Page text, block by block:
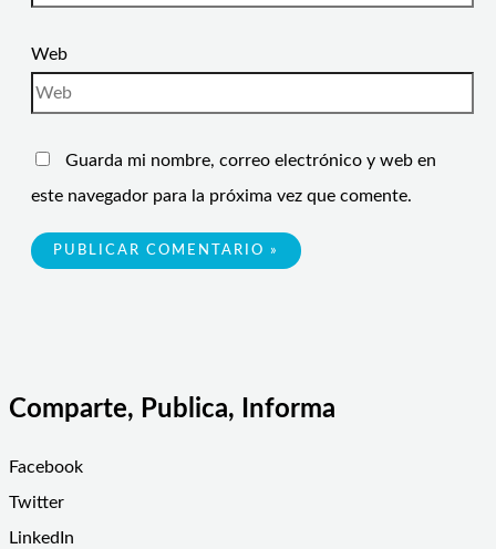
Web
Guarda mi nombre, correo electrónico y web en
este navegador para la próxima vez que comente.
Comparte, Publica, Informa
Facebook
Twitter
LinkedIn